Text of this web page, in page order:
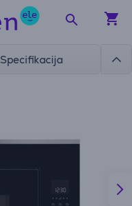
Specifikacija